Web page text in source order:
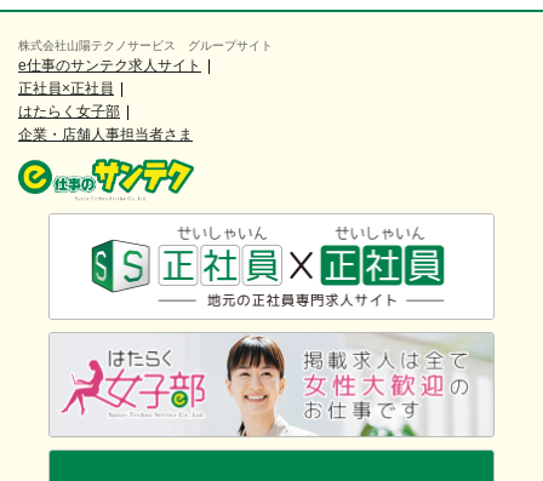
株式会社山陽テクノサービス グループサイト
e仕事のサンテク求人サイト
正社員×正社員
はたらく女子部
企業・店舗人事担当者さま